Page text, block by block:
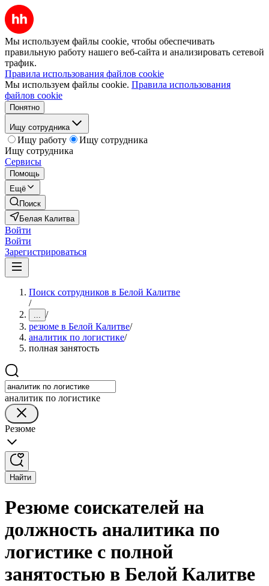
Мы используем файлы cookie, чтобы обеспечивать
правильную работу нашего веб-сайта и анализировать сетевой
трафик.
Правила использования файлов cookie
Мы используем файлы cookie. Правила использования
файлов cookie
Понятно
Ищу сотрудника
Ищу работу
Ищу сотрудника
Ищу сотрудника
Сервисы
Помощь
Ещё
Поиск
Белая Калитва
Войти
Войти
Зарегистрироваться
Поиск сотрудников в Белой Калитве
/
... /
резюме в Белой Калитве/
аналитик по логистике/
полная занятость
аналитик по логистике
Резюме
Найти
Резюме соискателей на
должность аналитика по
логистике с полной
занятостью в Белой Калитве